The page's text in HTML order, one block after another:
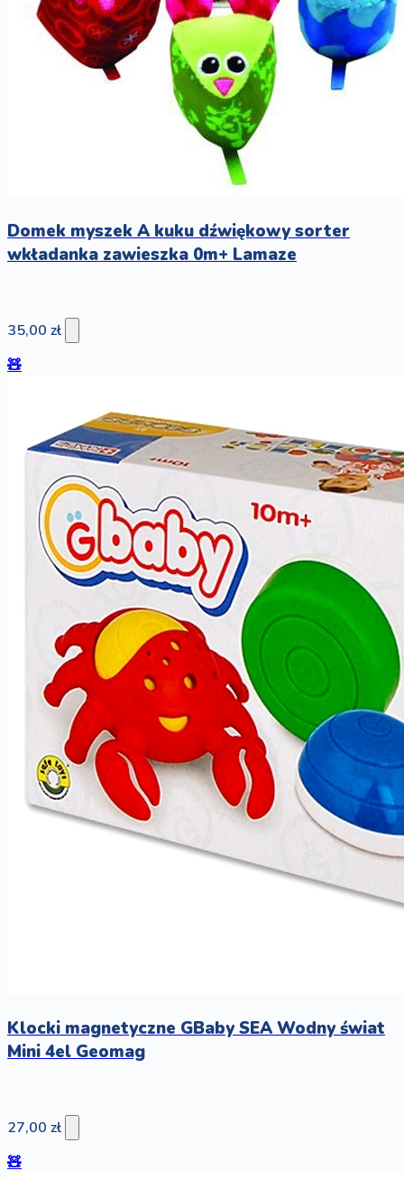
Domek myszek A kuku dźwiękowy sorter
wkładanka zawieszka 0m+ Lamaze
35,00 zł
🧸
Klocki magnetyczne GBaby SEA Wodny świat
Mini 4el Geomag
27,00 zł
🧸